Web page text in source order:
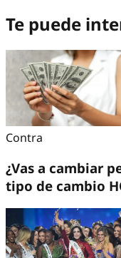
Te puede
Contra
¿Vas a cambiar
tipo de cambio